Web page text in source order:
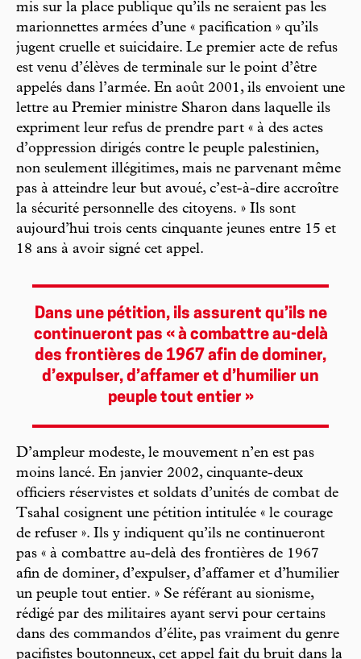
mis sur la place publique qu’ils ne seraient pas les
marionnettes armées d’une « pacification » qu’ils
jugent cruelle et suicidaire. Le premier acte de refus
est venu d’élèves de terminale sur le point d’être
appelés dans l’armée. En août 2001, ils envoient une
lettre au Premier ministre Sharon dans laquelle ils
expriment leur refus de prendre part « à des actes
d’oppression dirigés contre le peuple palestinien,
non seulement illégitimes, mais ne parvenant même
pas à atteindre leur but avoué, c’est-à-dire accroître
la sécurité personnelle des citoyens. » Ils sont
aujourd’hui trois cents cinquante jeunes entre 15 et
18 ans à avoir signé cet appel.
Dans une pétition, ils assurent qu’ils ne
continueront pas « à combattre au-delà
des frontières de 1967 afin de dominer,
d’expulser, d’affamer et d’humilier un
peuple tout entier »
D’ampleur modeste, le mouvement n’en est pas
moins lancé. En janvier 2002, cinquante-deux
officiers réservistes et soldats d’unités de combat de
Tsahal cosignent une pétition intitulée « le courage
de refuser ». Ils y indiquent qu’ils ne continueront
pas « à combattre au-delà des frontières de 1967
afin de dominer, d’expulser, d’affamer et d’humilier
un peuple tout entier. » Se référant au sionisme,
rédigé par des militaires ayant servi pour certains
dans des commandos d’élite, pas vraiment du genre
pacifistes boutonneux, cet appel fait du bruit dans la